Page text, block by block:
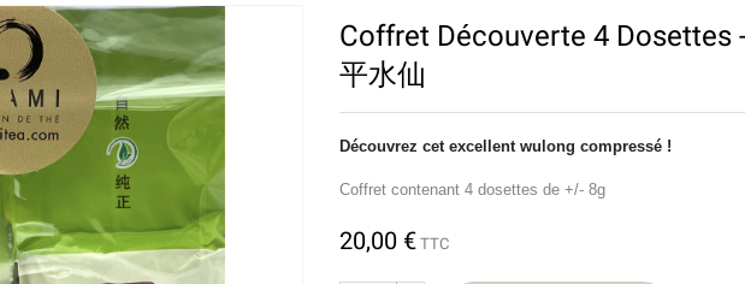
Coffret Découverte 4 Dosettes
平⽔仙
Découvrez cet excellent wulong compressé !
Coffret contenant 4 dosettes de +/- 8g
20,00 € TTC